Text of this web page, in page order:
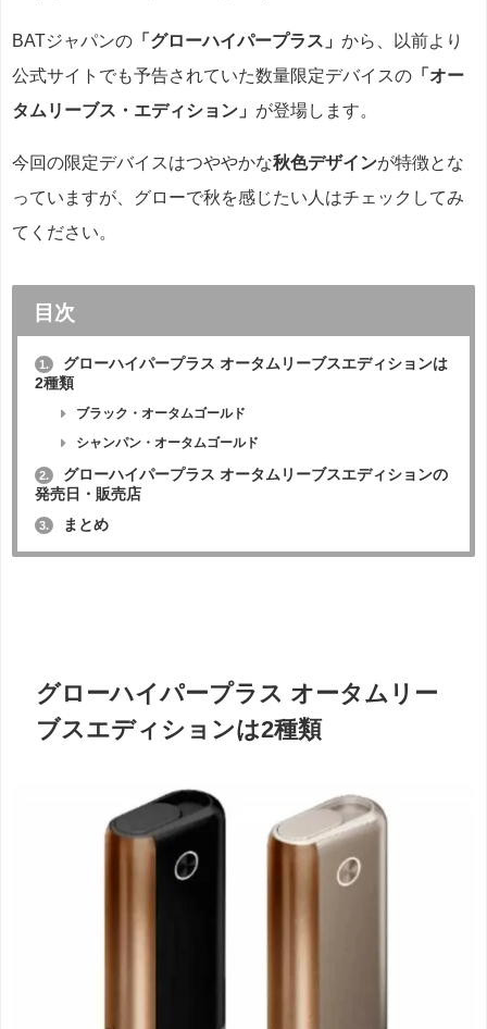
BATジャパンの 「グローハイパープラス」 から、以前より
公式サイトでも予告されていた数量限定デバイスの 「オー
タムリーブス・エディション」 が登場します。
今回の限定デバイスはつややかな秋色デザインが特徴とな
っていますが、グローで秋を感じたい人はチェックしてみ
てください。
目次
1.
グローハイパープラス オータムリーブスエディションは
2種類
ブラック・オータムゴールド
シャンパン・オータムゴールド
2.
グローハイパープラス オータムリーブスエディションの
発売日・販売店
3. まとめ
グローハイパープラス オータムリー
ブスエディションは2種類